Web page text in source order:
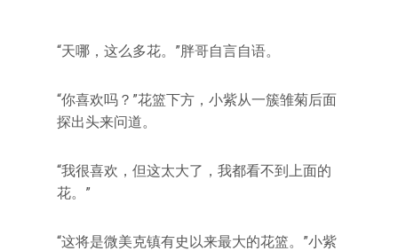
“天哪，这么多花。”胖哥自言自语。
“你喜欢吗？”花篮下方，小紫从一簇雏菊后面
探出头来问道。
“我很喜欢，但这太大了，我都看不到上面的
花。”
“这将是微美克镇有史以来最大的花篮。”小紫